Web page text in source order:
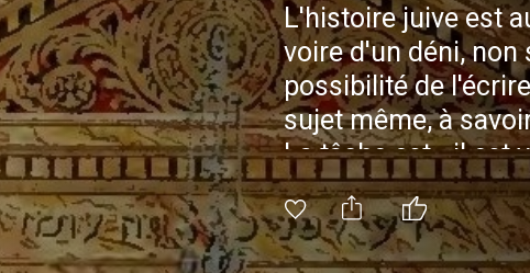
L'histoire juive est
voire d'un déni, non
possibilité de
sujet même, à
La tâche est - il est
très longue durée
de cette histoire. Si
d'avant l'ère